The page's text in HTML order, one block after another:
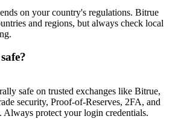
on your country's regulations. Bitrue
and regions, but always check local
safe on trusted exchanges like Bitrue,
security, Proof-of-Reserves, 2FA, and
Always protect your login credentials.